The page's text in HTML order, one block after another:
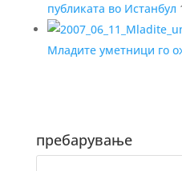
публиката во Истанбул
Младите уметници го
пребарување